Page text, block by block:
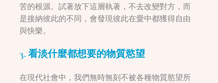
苦的根源。試著放下這層執著，不去改變對方，而
是接納彼此的不同，會發現彼此在愛中都獲得自由
與快樂。
3. 看淡什麼都想要的物質慾望
在現代社會中，我們無時無刻不被各種物質慾望所